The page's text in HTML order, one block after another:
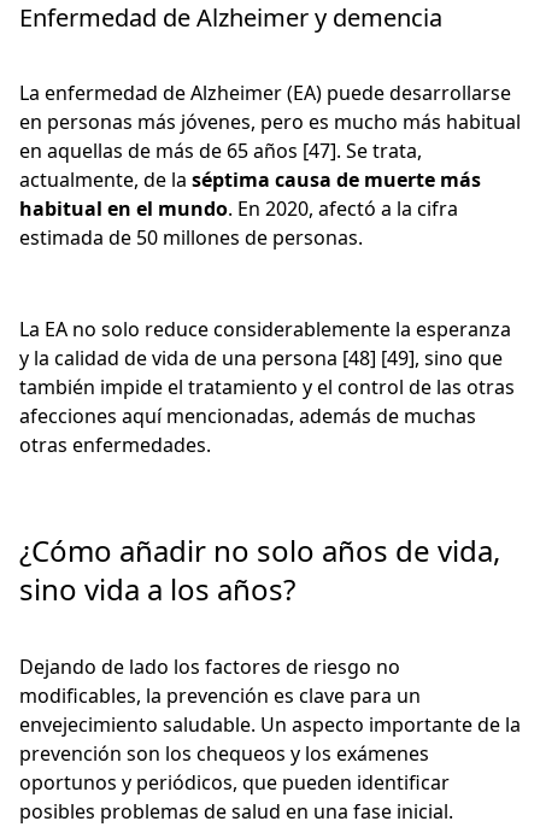
Enfermedad de Alzheimer y demencia
La enfermedad de Alzheimer (EA) puede desarrollarse
en personas más jóvenes, pero es mucho más habitual
en aquellas de más de 65 años [47]. Se trata,
actualmente, de la séptima causa de muerte más
habitual en el mundo. En 2020, afectó a la cifra
estimada de 50 millones de personas.
La EA no solo reduce considerablemente la esperanza
y la calidad de vida de una persona [48] [49], sino que
también impide el tratamiento y el control de las otras
afecciones aquí mencionadas, además de muchas
otras enfermedades.
¿Cómo añadir no solo años de vida,
sino vida a los años?
Dejando de lado los factores de riesgo no
modificables, la prevención es clave para un
envejecimiento saludable. Un aspecto importante de la
prevención son los chequeos y los exámenes
oportunos y periódicos, que pueden identificar
posibles problemas de salud en una fase inicial.